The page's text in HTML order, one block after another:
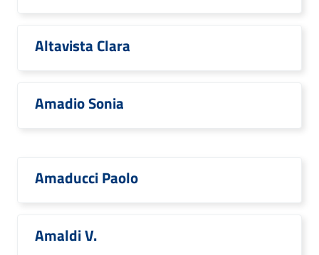
Altavista Clara
Amadio Sonia
Amaducci Paolo
Amaldi V.